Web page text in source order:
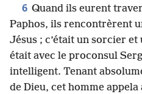
6 Quand ils eurent
Paphos, ils rencontrèrent
Jésus ; c’était un sorcier
était avec le proconsul
intelligent. Tenant
de Dieu, cet homme